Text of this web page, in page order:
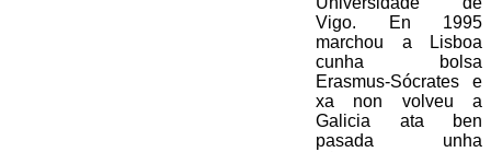
Vigo. En 1995
marchou a Lisboa
cunha bolsa
Erasmus-Sócrates e
xa non volveu a
Galicia ata ben
pasada unha